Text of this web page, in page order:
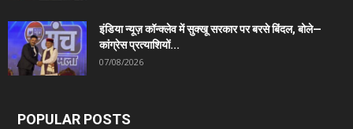
इंडिया न्यूज़ कॉन्क्लेव में सुक्खू सरकार पर बरसे बिंदल, बोले—
कांग्रेस प्रत्याशियों...
07/08/2026
POPULAR POSTS